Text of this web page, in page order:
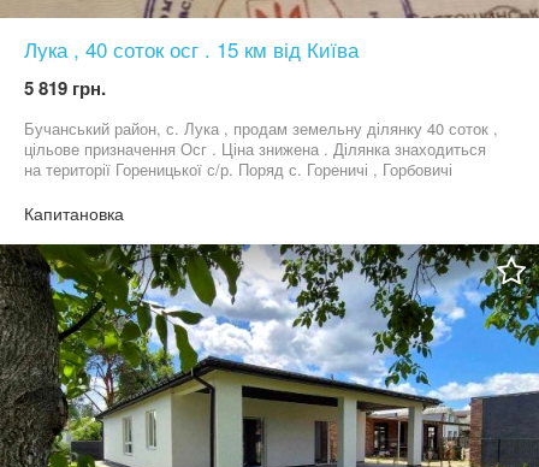
Лука , 40 соток осг . 15 км від Київа
5 819 грн.
Бучанський район, с. Лука , продам земельну ділянку 40 соток ,
цільове призначення Осг . Ціна знижена . Ділянка знаходиться
на території Гореницької с/р. Поряд с. Гореничі , Горбовичі
сотку вказана !
Капитановка